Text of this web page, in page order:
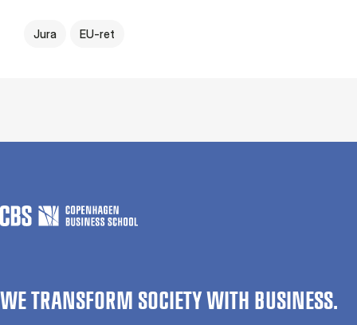
Jura EU-ret
WE TRANSFORM SOCIETY WITH BUSINESS.